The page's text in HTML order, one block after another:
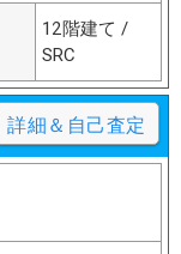
12階建て /
SRC
詳細＆自己査定